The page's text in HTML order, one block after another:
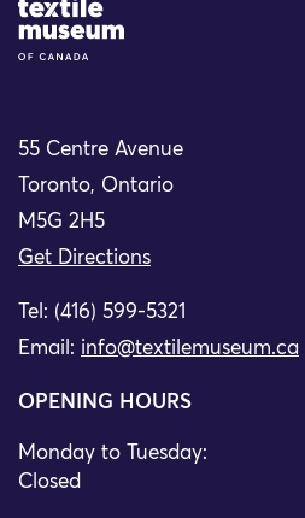
Site Logo
55 Centre Avenue
Toronto, Ontario
M5G 2H5
Get Directions
Tel: (416) 599-5321
Email: info@textilemuseum.ca
OPENING HOURS
Monday to Tuesday:
Closed